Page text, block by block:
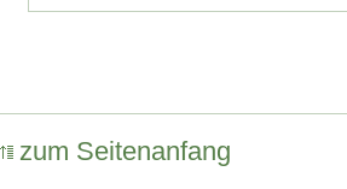
zum Seitenanfang